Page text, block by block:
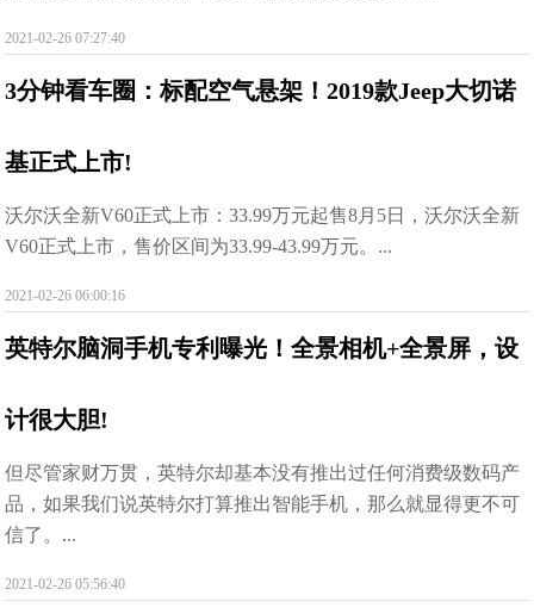
2021-02-26 07:27:40
3分钟看车圈：标配空气悬架！2019款Jeep大切诺
基正式上市!
沃尔沃全新V60正式上市：33.99万元起售8月5日，沃尔沃全新
V60正式上市，售价区间为33.99-43.99万元。...
2021-02-26 06:00:16
英特尔脑洞手机专利曝光！全景相机+全景屏，设
计很大胆!
但尽管家财万贯，英特尔却基本没有推出过任何消费级数码产
品，如果我们说英特尔打算推出智能手机，那么就显得更不可
信了。...
2021-02-26 05:56:40